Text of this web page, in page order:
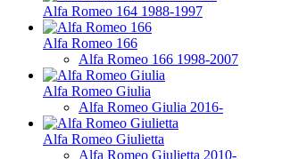
Alfa Romeo 164 1988-1997
Alfa Romeo 166
Alfa Romeo 166 1998-2007
Alfa Romeo Giulia
Alfa Romeo Giulia 2016-
Alfa Romeo Giulietta
Alfa Romeo Giulietta 2010-